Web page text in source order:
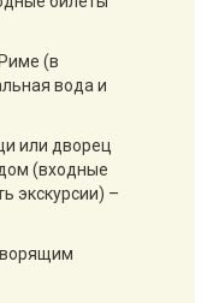
(в
вода и
или дворец
(входные
экскурсии) –